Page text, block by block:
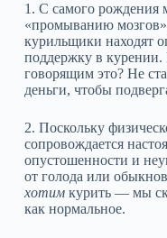
1. С самого рождения
«промыванию
курильщики находят
поддержку в
говорящим это? Не
деньги, чтобы
2. Поскольку
сопровождается
опустошенности и
от голода или
хотимкурить — мы
как нормальное.